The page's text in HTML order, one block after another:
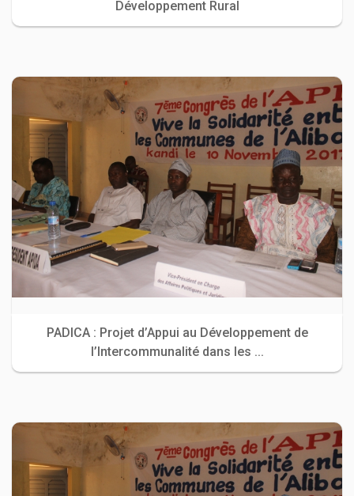
Développement Rural
PADICA : Projet d’Appui au Développement de
l’Intercommunalité dans les ...